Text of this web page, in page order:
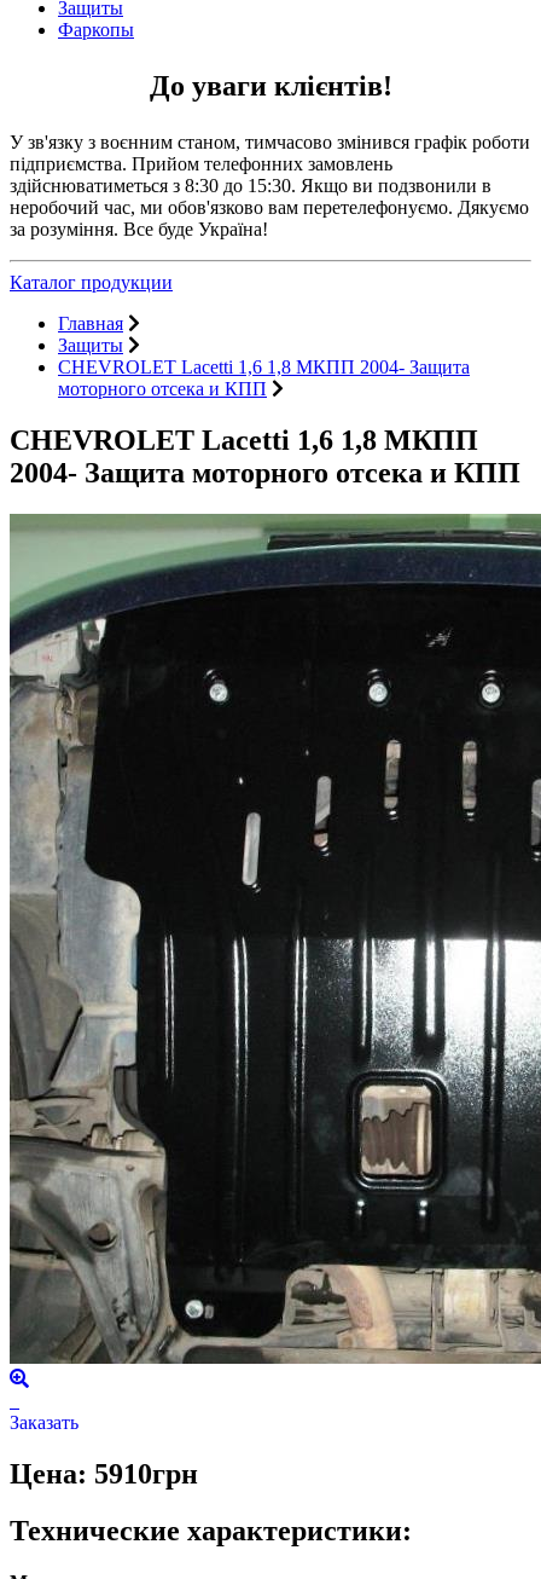
Защиты
Фаркопы
До уваги клієнтів!
У зв'язку з воєнним станом, тимчасово змінився графік роботи
підприємства. Прийом телефонних замовлень
здійснюватиметься з 8:30 до 15:30. Якщо ви подзвонили в
неробочий час, ми обов'язково вам перетелефонуємо. Дякуємо
за розуміння. Все буде Україна!
Каталог продукции
Главная
Защиты
CHEVROLET Lacetti 1,6 1,8 МКПП 2004- Защита
моторного отсека и КПП
CHEVROLET Lacetti 1,6 1,8 МКПП
2004- Защита моторного отсека и КПП
Заказать
Цена: 5910грн
Технические характеристики: